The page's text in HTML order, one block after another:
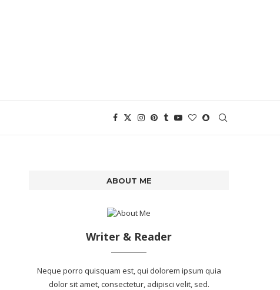
ABOUT ME
Writer & Reader
Neque porro quisquam est, qui dolorem ipsum quia
dolor sit amet, consectetur, adipisci velit, sed.